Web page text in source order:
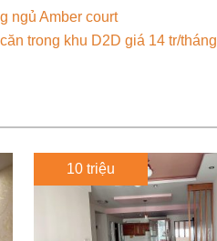
ngủ Amber court
trong khu D2D giá 14 tr/tháng
10 triệu